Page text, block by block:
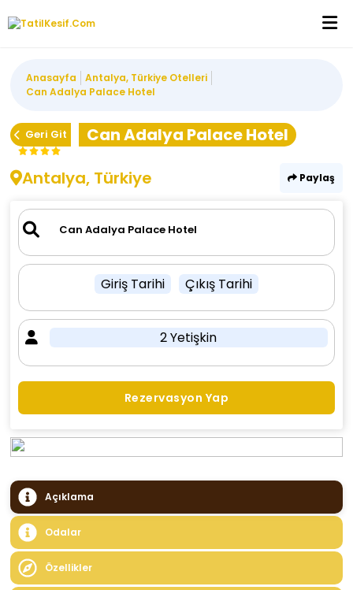
Anasayfa
Antalya, Türkiye Otelleri
Can Adalya Palace Hotel
Geri Git
Can Adalya Palace Hotel
Antalya, Türkiye
Paylaş
Giriş Tarihi Çıkış Tarihi
2 Yetişkin
Rezervasyon Yap
Açıklama
Odalar
Özellikler